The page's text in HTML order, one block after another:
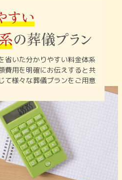
省いた分かりやすい料金体系
費用を明確にお伝えすると共
て様々な葬儀プランをご用意